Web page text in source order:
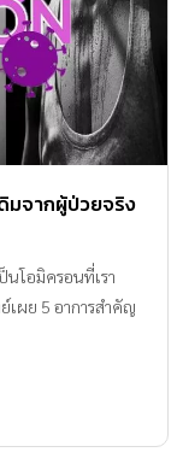
มจากผู้ป่วยจริง
นโอมิครอนที่เรา
เผย 5 อาการสำคัญ